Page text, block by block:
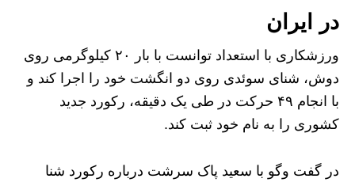
در ایران
ورزشکاری با استعداد توانست با بار ۲۰ کیلوگرمی روی
دوش، شنای سوئدی روی دو انگشت خود را اجرا کند و
با انجام ۴۹ حرکت در طی یک دقیقه، رکورد جدید
کشوری را به نام خود ثبت کند.
در گفت‌ وگو با سعید پاک سرشت درباره رکورد شنا